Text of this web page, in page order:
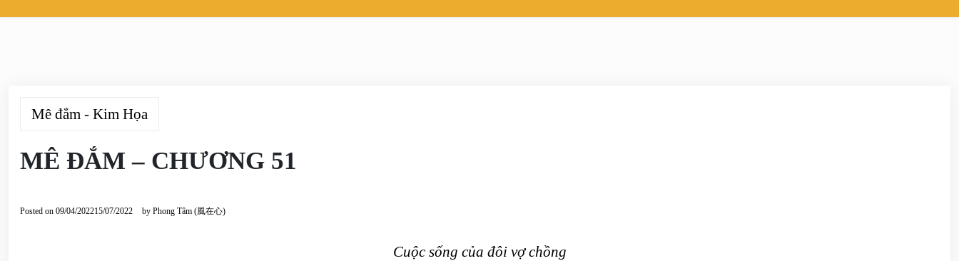
Mê đắm - Kim Họa
MÊ ĐẮM – CHƯƠNG 51
Posted on 09/04/202215/07/2022 by Phong Tâm (風在心)
Cuộc sống của đôi vợ chồng